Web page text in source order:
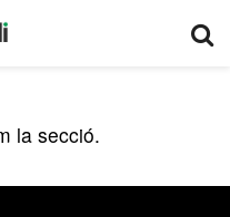
la secció.